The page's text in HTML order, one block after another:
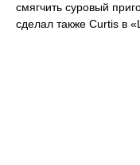
смягчить суровый
сделал также Curtis в